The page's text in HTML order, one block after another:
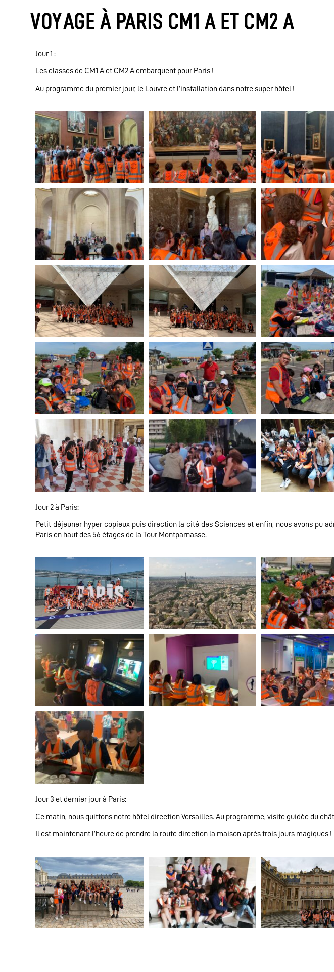
VOYAGE À PARIS CM1 A ET CM2 A
Jour 1 :
Les classes de CM1 A et CM2 A embarquent pour Paris !
Au programme du premier jour, le Louvre et l’installation dans notre super hôtel !
Jour 2 à Paris:
Petit déjeuner hyper copieux puis direction la cité des Sciences et enfin, nous avons pu
Paris en haut des 56 étages de la Tour Montparnasse.
Jour 3 et dernier jour à Paris:
Ce matin, nous quittons notre hôtel direction Versailles. Au programme, visite guidée du
Il est maintenant l’heure de prendre la route direction la maison après trois jours magiques !